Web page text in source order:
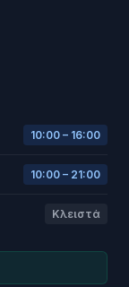
10:00 – 16:00
10:00 – 21:00
Κλειστά